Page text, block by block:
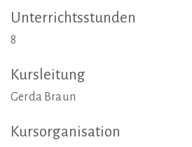
Unterrichtsstunden
8
Kursleitung
Gerda Braun
Kursorganisation